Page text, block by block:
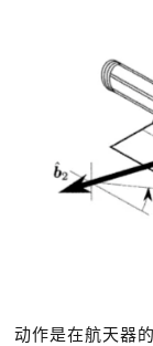
动作是在航天器